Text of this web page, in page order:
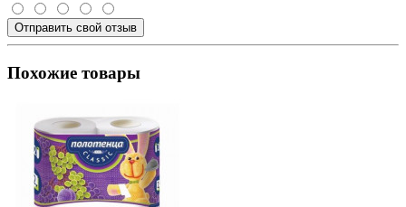
Отправить свой отзыв
Похожие товары